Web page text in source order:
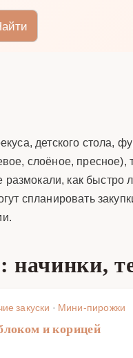
детского стола,
слоёное,
как быстро
спланировать
закуски · Мини-пирожки
и корицей